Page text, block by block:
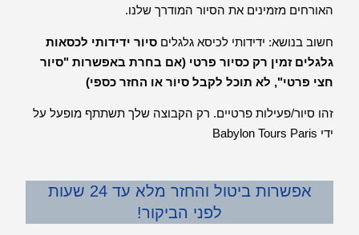
האורחים מזמינים את הסיור המודרך שלנו.
חשוב בנושא: ידידותי לכיסא גלגלים סיור ידידותי לכסאות
גלגלים זמין רק כסיור פרטי (אם בחרת באפשרות "סיור
חצי פרטי", לא תוכל לקבל סיור או החזר כספי)
זהו סיור/פעילות פרטיים. רק הקבוצה שלך תשתתף מופעל על
ידי Babylon Tours Paris
אפשרות ביטול והחזר מלא עד 24 שעות
לפני הביקור!